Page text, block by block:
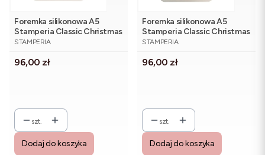
Foremka silikonowa A5
Stamperia Classic Christmas
KACMA619 - świąteczna
PRODUCENT
STAMPERIA
Cena
96,00 zł
szt.
Dodaj do koszyka
Foremka silikonowa A5
Stamperia Classic Christmas
KACMA618 - szyszki,
PRODUCENT
STAMPERIA
Cena
96,00 zł
szt.
Dodaj do koszyka